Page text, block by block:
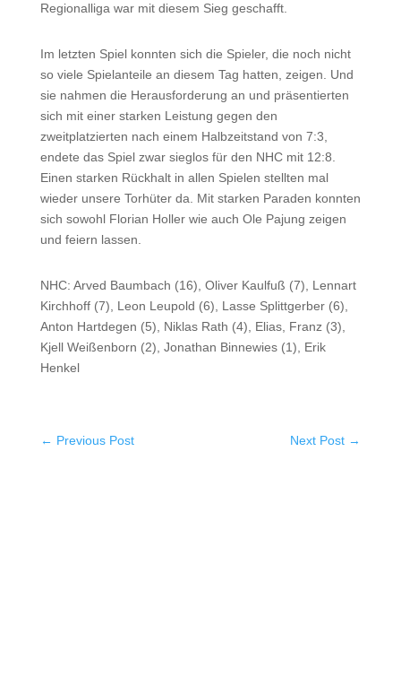
Regionalliga war mit diesem Sieg geschafft.
Im letzten Spiel konnten sich die Spieler, die noch nicht
so viele Spielanteile an diesem Tag hatten, zeigen. Und
sie nahmen die Herausforderung an und präsentierten
sich mit einer starken Leistung gegen den
zweitplatzierten nach einem Halbzeitstand von 7:3,
endete das Spiel zwar sieglos für den NHC mit 12:8.
Einen starken Rückhalt in allen Spielen stellten mal
wieder unsere Torhüter da. Mit starken Paraden konnten
sich sowohl Florian Holler wie auch Ole Pajung zeigen
und feiern lassen.
NHC: Arved Baumbach (16), Oliver Kaulfuß (7), Lennart
Kirchhoff (7), Leon Leupold (6), Lasse Splittgerber (6),
Anton Hartdegen (5), Niklas Rath (4), Elias, Franz (3),
Kjell Weißenborn (2), Jonathan Binnewies (1), Erik
Henkel
← Previous Post Next Post →